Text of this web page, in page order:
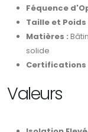
Féquence
Taille et Poids
Matières :
solide
Certifications
Valeurs